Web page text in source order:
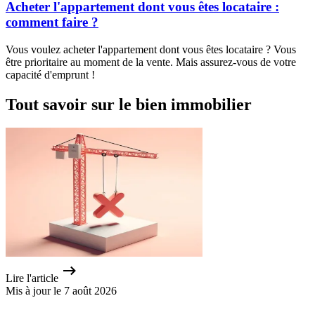
Acheter l'appartement dont vous êtes locataire :
comment faire ?
Vous voulez acheter l'appartement dont vous êtes locataire ? Vous
être prioritaire au moment de la vente. Mais assurez-vous de votre
capacité d'emprunt !
Tout savoir sur le bien immobilier
Lire l'article
Mis à jour le 7 août 2026